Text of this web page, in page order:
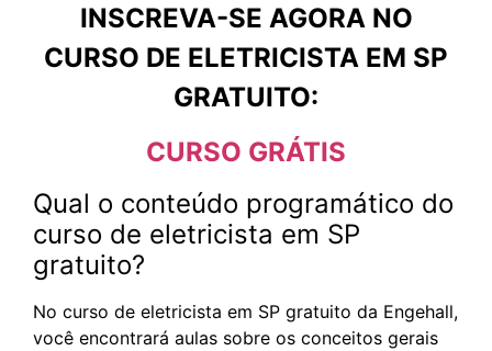
INSCREVA-SE AGORA NO
CURSO DE ELETRICISTA EM SP
GRATUITO:
CURSO GRÁTIS
Qual o conteúdo programático do
curso de eletricista em SP
gratuito?
No curso de eletricista em SP gratuito da Engehall,
você encontrará aulas sobre os conceitos gerais